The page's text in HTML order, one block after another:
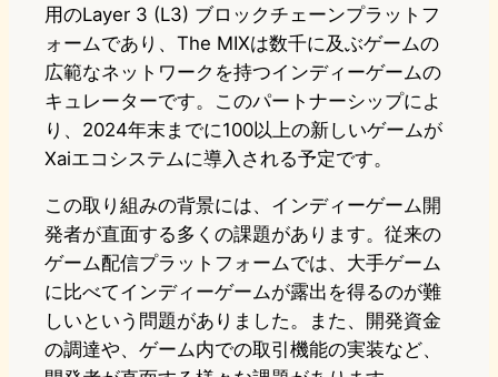
用のLayer 3 (L3) ブロックチェーンプラットフ
ォームであり、The MIXは数千に及ぶゲームの
広範なネットワークを持つインディーゲームの
キュレーターです。このパートナーシップによ
り、2024年末までに100以上の新しいゲームが
Xaiエコシステムに導入される予定です。
この取り組みの背景には、インディーゲーム開
発者が直面する多くの課題があります。従来の
ゲーム配信プラットフォームでは、大手ゲーム
に比べてインディーゲームが露出を得るのが難
しいという問題がありました。また、開発資金
の調達や、ゲーム内での取引機能の実装など、